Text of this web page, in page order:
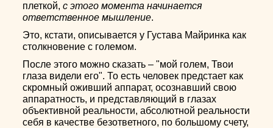
плеткой,с этого момента начинается
ответственное мышление.
Это, кстати, описывается у Густава Майринка как
столкновение с големом.
После этого можно сказать – "мой голем, Твои
глаза видели его". То есть человек предстает как
скромный оживший аппарат, осознавший свою
аппаратность, и представляющий в глазах
объективной реальности, абсолютной реальности
себя в качестве безответного, по большому счету,